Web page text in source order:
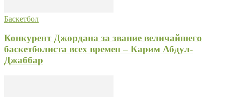
Баскетбол
Конкурент Джордана за звание величайшего
баскетболиста всех времен – Карим Абдул-
Джаббар